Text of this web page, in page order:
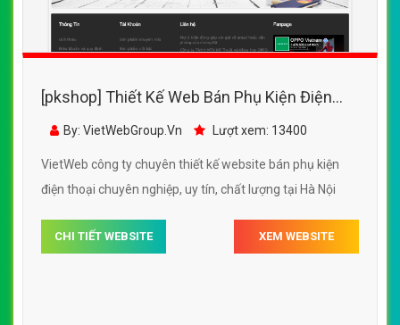
[pkshop] Thiết Kế Web Bán Phụ Kiện Điện
Thoại Tekin đẹp SEO tốt
By: VietWebGroup.Vn Lượt xem: 13400
VietWeb công ty chuyên thiết kế website bán phụ kiện
điện thoại chuyên nghiệp, uy tín, chất lượng tại Hà Nội
CHI TIẾT WEBSITE XEM WEBSITE